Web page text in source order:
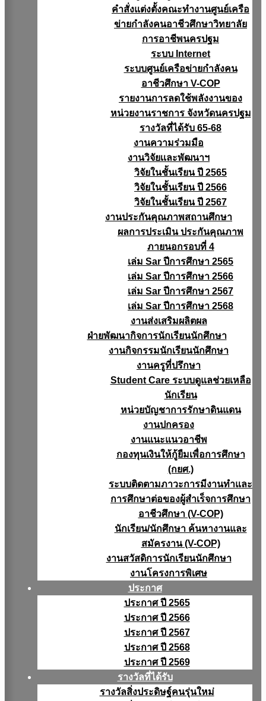
คำสั่งแต่งตั้งคณะทำงานศูนย์เครือ
ข่ายกำลังคนอาชีวศึกษาวิทยาลัย
การอาชีพนครปฐม
ระบบ Internet
ระบบศูนย์เครือข่ายกำลังคน
อาชีวศึกษา V-COP
รายงานการลดใช้พลังงานของ
หน่วยงานราชการ จังหวัดนครปฐม
รางวัลที่ได้รับ 65-68
งานความร่วมมือ
งานวิจัยเเละพัฒนาฯ
วิจัยในชั้นเรียน ปี 2565
วิจัยในชั้นเรียน ปี 2566
วิจัยในชั้นเรียน ปี 2567
งานประกันคุณภาพสถานศึกษา
ผลการประเมิน ประกันคุณภาพ
ภายนอกรอบที่ 4
เล่ม Sar ปีการศึกษา 2565
เล่ม Sar ปีการศึกษา 2566
เล่ม Sar ปีการศึกษา 2567
เล่ม Sar ปีการศึกษา 2568
งานส่งเสริมผลิตผล
ฝ่ายพัฒนากิจการนักเรียนนักศึกษา
งานกิจกรรมนักเรียนนักศึกษา
งานครูที่ปรึกษา
Student Care ระบบดูแลช่วยเหลือ
นักเรียน
หน่วยบัญชาการรักษาดินแดน
งานปกครอง
งานแนะแนวอาชีพ
กองทุนเงินให้กู้ยืมเพื่อการศึกษา
(กยศ.)
ระบบติดตามภาวะการมีงานทำและ
การศึกษาต่อของผู้สำเร็จการศึกษา
อาชีวศึกษา (V-COP)
นักเรียน/นักศึกษา ค้นหางานและ
สมัครงาน (V-COP)
งานสวัสดิการนักเรียนนักศึกษา
งานโครงการพิเศษ
ประกาศ
ประกาศ ปี 2565
ประกาศ ปี 2566
ประกาศ ปี 2567
ประกาศ ปี 2568
ประกาศ ปี 2569
รางวัลที่ได้รับ
รางวัลสิ่งประดิษฐ์คนรุ่นใหม่